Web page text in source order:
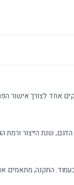
אחד לצורך אישור
שנת הייצור ורמת
התקנה, מתאמים